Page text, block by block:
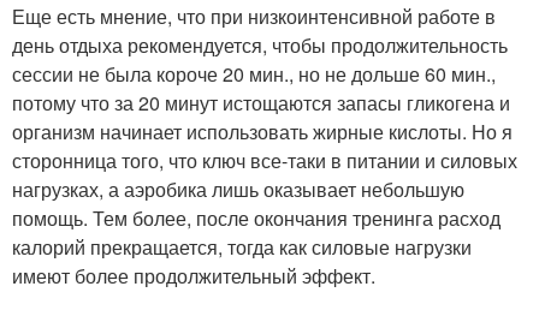
Еще есть мнение, что при низкоинтенсивной работе в
день отдыха рекомендуется, чтобы продолжительность
сессии не была короче 20 мин., но не дольше 60 мин.,
потому что за 20 минут истощаются запасы гликогена и
организм начинает использовать жирные кислоты. Но я
сторонница того, что ключ все-таки в питании и силовых
нагрузках, а аэробика лишь оказывает небольшую
помощь. Тем более, после окончания тренинга расход
калорий прекращается, тогда как силовые нагрузки
имеют более продолжительный эффект.